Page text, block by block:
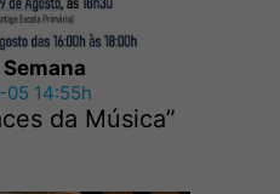
14:55h
da Música”